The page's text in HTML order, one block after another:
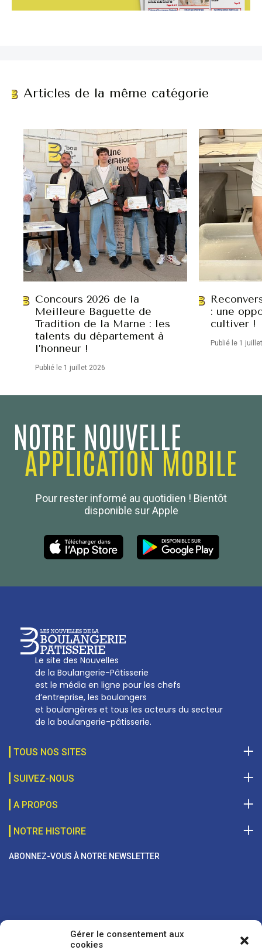
Gérer le consentement aux
cookies
Articles de la même catégorie
Concours 2026 de la
Meilleure Baguette de
Tradition de la Marne : les
talents du département à
l’honneur !
Publié le 1 juillet 2026
: une
cultiver !
Publié le 1
NOTRE NOUVELLE
APPLICATION MOBILE
Pour rester informé au quotidien ! Bientôt
disponible sur Apple
Le site des Nouvelles
de la Boulangerie-Pâtisserie
est le média en ligne pour les chefs
d’entreprise, les boulangers
et boulangères et tous les acteurs du secteur
de la boulangerie-pâtisserie.
TOUS NOS SITES
Boulanger de France
SUIVEZ-NOUS
A PROPOS
Les Nouvelles de la Boulangerie-Pâtisserie Française
27, av d’Eylau - 75782 Paris Cédex 16
01 53 70 16 25
NOTRE HISTOIRE
ABONNEZ-VOUS À NOTRE NEWSLETTER